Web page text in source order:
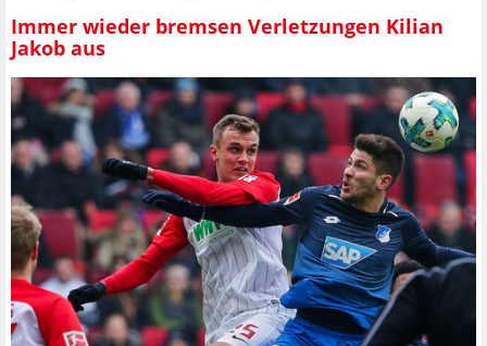
Immer wieder bremsen Verletzungen Kilian
Jakob aus